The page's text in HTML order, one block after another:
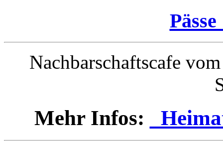
Nachbarschaftscafe
Mehr Infos: